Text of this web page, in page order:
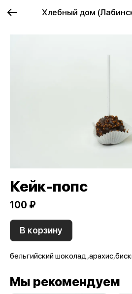
Кейк-попс
100 ₽
В корзину
бельгийский
Мы рекомендуем